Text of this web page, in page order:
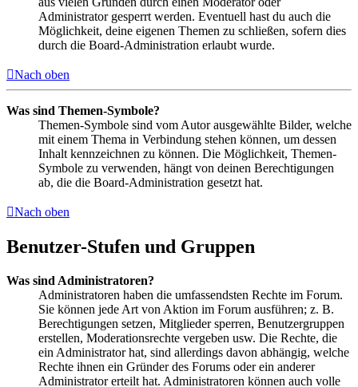
Administrator gesperrt werden. Eventuell hast du auch die
Möglichkeit, deine eigenen Themen zu schließen, sofern dies
durch die Board-Administration erlaubt wurde.
Nach oben
Was sind Themen-Symbole?
Themen-Symbole sind vom Autor ausgewählte Bilder, welche
mit einem Thema in Verbindung stehen können, um dessen
Inhalt kennzeichnen zu können. Die Möglichkeit, Themen-
Symbole zu verwenden, hängt von deinen Berechtigungen
ab, die die Board-Administration gesetzt hat.
Nach oben
Benutzer-Stufen und Gruppen
Was sind Administratoren?
Administratoren haben die umfassendsten Rechte im Forum.
Sie können jede Art von Aktion im Forum ausführen; z. B.
Berechtigungen setzen, Mitglieder sperren, Benutzergruppen
erstellen, Moderationsrechte vergeben usw. Die Rechte, die
ein Administrator hat, sind allerdings davon abhängig, welche
Rechte ihnen ein Gründer des Forums oder ein anderer
Administrator erteilt hat. Administratoren können auch volle